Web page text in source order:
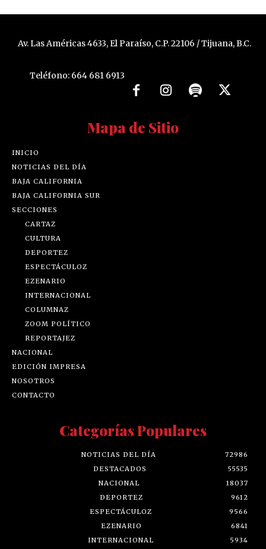
Av. Las Américas 4633, El Paraíso, C.P. 22106 / Tijuana, B.C.
Teléfono: 664 681 6913
Mapa de Sitio
INICIO
NOTICIAS DEL DÍA
BAJA CALIFORNIA
BAJA CALIFORNIA SUR
SECCIONES
CARTAZ
CULTURA
DEPORTEZ
ESPECTÁCULOZ
EZENARIO
INTERNACIONAL
COLUMNAZ
ZOOM POLÍTICO
REPORTAJEZ
NACIONAL
EDICIÓN IMPRESA
NOSOTROS
CONTACTO
Categorías Populares
NOTICIAS DEL DÍA
72986
DESTACADOS
55535
NACIONAL
18037
DEPORTEZ
9612
ESPECTÁCULOZ
9566
EZENARIO
6841
INTERNACIONAL
5934